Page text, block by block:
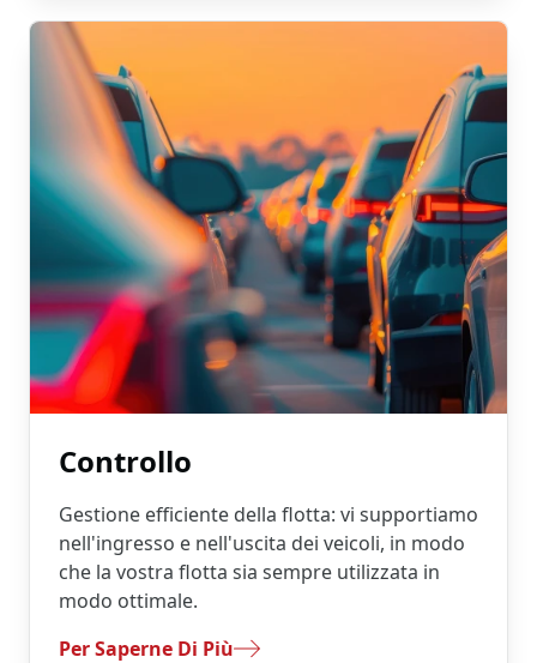
Controllo
Gestione efficiente della flotta: vi supportiamo
nell'ingresso e nell'uscita dei veicoli, in modo
che la vostra flotta sia sempre utilizzata in
modo ottimale.
Per Saperne Di Più
- Controllo